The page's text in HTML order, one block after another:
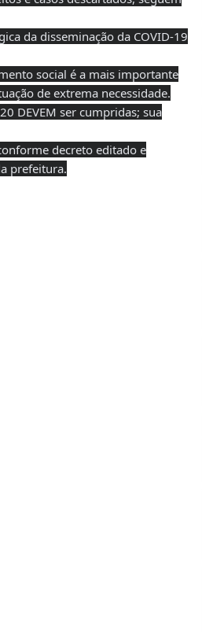
da disseminação da COVID-19
social é a mais importante
de extrema necessidade.
DEVEM ser cumpridas; sua
decreto editado e
prefeitura.